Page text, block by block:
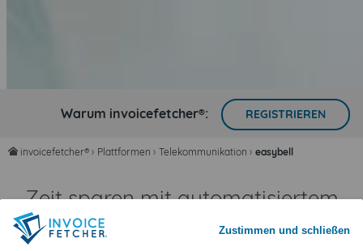
Warum invoicefetcher®: REGISTRIEREN
home invoicefetcher® › Plattformen › Telekommunikation › easybell
Zeit sparen mit automatisiertem
Rechnungsimport
Nie wieder Rechnungen übersehen
Zustimmen und schließen